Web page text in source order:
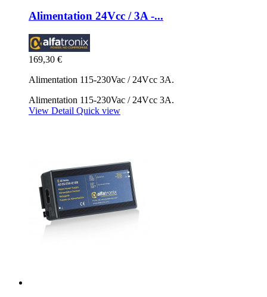
Alimentation 24Vcc / 3A -...
169,30 €
Alimentation 115-230Vac / 24Vcc 3A.
Alimentation 115-230Vac / 24Vcc 3A.
View Detail Quick view